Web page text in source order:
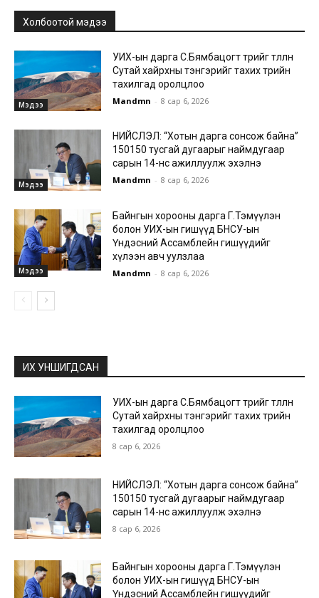
Холбоотой мэдээ
Мэдээ
УИХ-ын дарга С.Бямбацогт төрийг төлөөлөн
Сутай хайрхны тэнгэрийг тахих төрийн
тахилгад оролцлоо
Mandmn - 8 сар 6, 2026
Мэдээ
НИЙСЛЭЛ: “Хотын дарга сонсож байна”
150150 тусгай дугаарыг наймдугаар
сарын 14-нөөс ажиллуулж эхэлнэ
Mandmn - 8 сар 6, 2026
Мэдээ
Байнгын хорооны дарга Г.Тэмүүлэн
болон УИХ-ын гишүүд БНСУ-ын
Үндэсний Ассамблейн гишүүдийг
хүлээн авч уулзлаа
Mandmn - 8 сар 6, 2026
ИХ УНШИГДСАН
УИХ-ын дарга С.Бямбацогт төрийг төлөөлөн
Сутай хайрхны тэнгэрийг тахих төрийн
тахилгад оролцлоо
8 сар 6, 2026
НИЙСЛЭЛ: “Хотын дарга сонсож байна”
150150 тусгай дугаарыг наймдугаар
сарын 14-нөөс ажиллуулж эхэлнэ
8 сар 6, 2026
Байнгын хорооны дарга Г.Тэмүүлэн
болон УИХ-ын гишүүд БНСУ-ын
Үндэсний Ассамблейн гишүүдийг